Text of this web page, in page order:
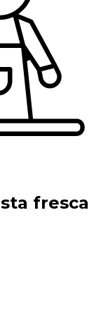
fresca